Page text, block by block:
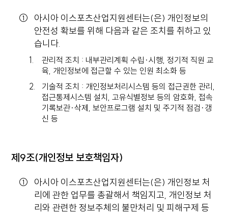
아시아 이스포츠산업지원센터는(은) 개인정보의
안전성 확보를 위해 다음과 같은 조치를 취하고 있
습니다.
관리적 조치 : 내부관리계획 수립·시행, 정기적 직원 교
육, 개인정보에 접근할 수 있는 인원 최소화 등
기술적 조치 : 개인정보처리시스템 등의 접근권한 관리,
접근통제시스템 설치, 고유식별정보 등의 암호화, 접속
기록보관·삭제, 보안프로그램 설치 및 주기적 점검·갱
신 등
제9조(개인정보 보호책임자)
아시아 이스포츠산업지원센터는(은) 개인정보 처
리에 관한 업무를 총괄해서 책임지고, 개인정보 처
리와 관련한 정보주체의 불만처리 및 피해구제 등